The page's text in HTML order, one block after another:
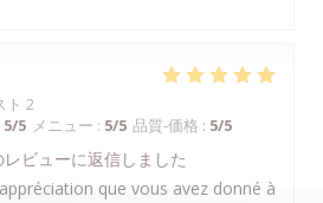
ト 2
5/5 メニュー : 5/5 品質-価格 : 5/5
レビューに返信しました
que vous avez donné à